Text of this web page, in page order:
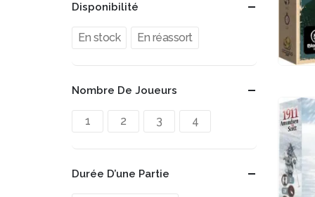
Disponibilité
En stock En réassort
Nombre De Joueurs
1 2 3 4
Durée D’une Partie